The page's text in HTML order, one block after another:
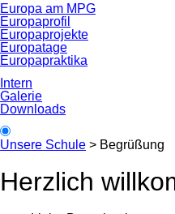
Europa am MPG
Europaprofil
Europaprojekte
Europatage
Europapraktika
Intern
Galerie
Downloads
Unsere Schule > Begrüßung
Herzlich